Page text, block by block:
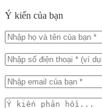
Ý kiến của bạn